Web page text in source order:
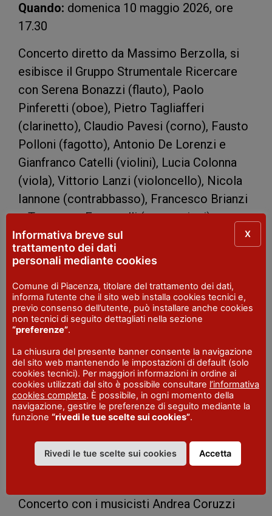
Quando: domenica 10 maggio 2026, ore
17.30
Concerto diretto da Massimo Berzolla, si
esibisce il Gruppo Strumentale Ricercare
con Serena Bonazzi (flauto), Paolo
Pinferetti (oboe), Pietro Tagliafferi
(clarinetto), Claudio Pavesi (corno), Fausto
Polloni (fagotto), Antonio De Lorenzi e
Gianfranco Catelli (violini), Lucia Colonna
(viola), Vittorio Lanzi (violoncello), Nicola
Iannone (contrabbasso), Francesco Brianzi
e Tommaso Franguelli (percussioni).
Concerto Finestra Giovani
2026
Quando:domenica 17 maggio 2026, ore
17.30
Arienne Fort Cannock (mezzosoprano) e
Chiara Cipelli (fortepiano).
Andrea Coruzzi e
Quando:domenica 24 maggio 2026, ore
Concerto con i musicisti Andrea Coruzzi
Informativa breve sul
trattamento dei dati
personali mediante cookies
Comune di Piacenza, titolare del trattamento dei dati,
informa l’utente che il sito web installa cookies tecnici e,
previo consenso dell’utente, può installare anche cookies
non tecnici di seguito dettagliati nella sezione
“preferenze”.
La chiusura del presente banner consente la navigazione
del sito web mantenendo le impostazioni di default (solo
cookies tecnici). Per maggiori informazioni in ordine ai
cookies utilizzati dal sito è possibile consultare l’informativa
cookies completa. È possibile, in ogni momento della
navigazione, gestire le preferenze di seguito mediante la
funzione “rivedi le tue scelte sui cookies”.
Rivedi le tue scelte sui cookies Accetta
X